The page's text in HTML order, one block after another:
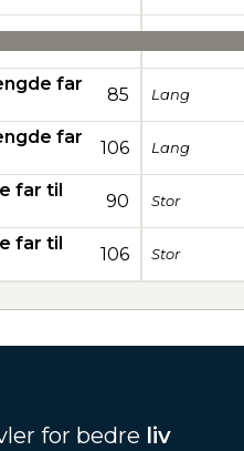
far
85 Lang
far
106 Lang
far til
90 Stor
far til
106 Stor
for bedre liv